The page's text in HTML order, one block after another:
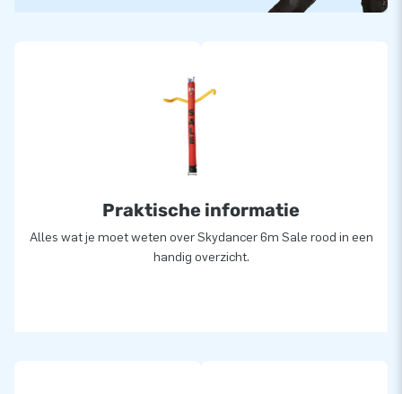
Praktische informatie
Alles wat je moet weten over Skydancer 6m Sale rood in een
handig overzicht.